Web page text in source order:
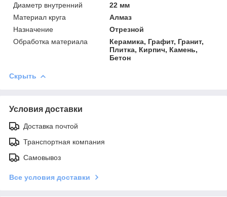
Диаметр внутренний
22 мм
Материал круга
Алмаз
Назначение
Отрезной
Обработка материала
Керамика, Графит, Гранит,
Плитка, Кирпич, Камень,
Бетон
Скрыть
Условия доставки
Доставка почтой
Транспортная компания
Самовывоз
Все условия доставки